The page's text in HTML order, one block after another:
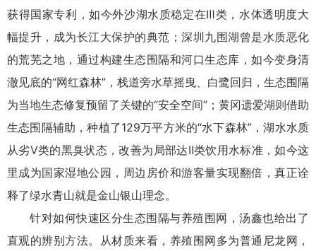
获得国家专利，如今外沙湖水质稳定在Ⅲ类，水体透明度大
幅提升，成为长江大保护的典范；深圳九围湖曾是水质恶化
的荒芜之地，通过构建生态围隔和河口生态库，如今变身清
澈见底的“网红森林”，栈道旁水草摇曳、白鹭回归，生态围隔
为当地生态修复预留了关键的“安全空间”；黄冈遗爱湖则借助
生态围隔辅助，种植了129万平方米的“水下森林”，湖水水质
从劣V类的黑臭状态，改善为局部达Ⅱ类饮用水标准，如今这
里成为国家湿地公园，周边房价和游客量实现翻倍，真正诠
释了绿水青山就是金山银山理念。
针对如何快速区分生态围隔与养殖围网，汤鑫也给出了
直观的辨别方法。从材质来看，养殖围网多为普通尼龙网，